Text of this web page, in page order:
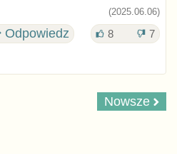
(2025.06.06)
Odpowiedz 8 7
Nowsze